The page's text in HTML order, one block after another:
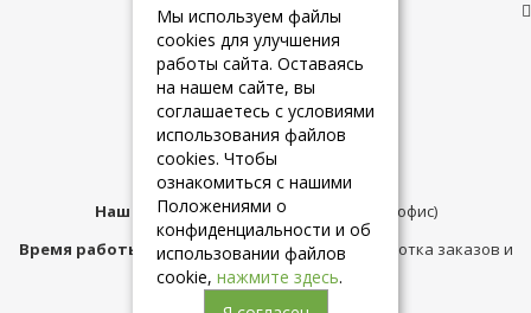
Полезные ссылки
+7 (925) 084-10-60
Наш адрес:Москва,ул.Плещеева д.12 (офис)
Время работы магазина:с 10:00 до 21:00 (обработка заказов и
консультация)
Мы используем файлы
cookies для улучшения
работы сайта. Оставаясь
на нашем сайте, вы
соглашаетесь с условиями
использования файлов
cookies. Чтобы
ознакомиться с нашими
Положениями о
конфиденциальности и об
использовании файлов
cookie, нажмите здесь.